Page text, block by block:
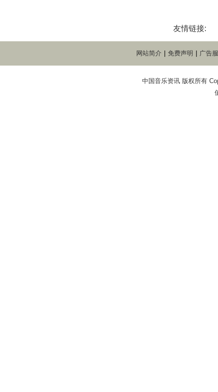
友情链接:
网站简介 免费声明 广告
中国音乐资讯 版权所有